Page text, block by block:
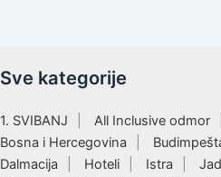
Sve kategorije
1. SVIBANJ All Inclusive odmor
Bosna i Hercegovina
Dalmacija
Hoteli Istra